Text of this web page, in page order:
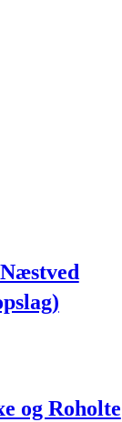
og Roholte